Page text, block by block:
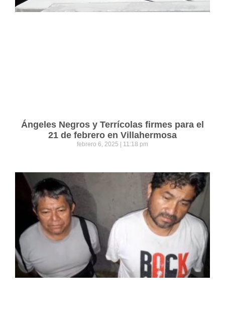
Ángeles Negros y Terrícolas firmes para el
21 de febrero en Villahermosa
febrero 6, 2025 11:18 pm